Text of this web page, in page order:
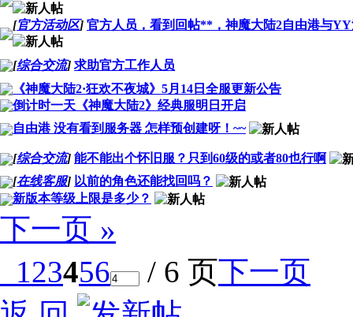
[官方活动区] 官方人员，看到回帖**，神魔大陆2自由港与
[综合交流] 求助官方工作人员
《神魔大陆2·狂欢不夜城》5月14日全服更新公告
倒计时一天《神魔大陆2》经典服明日开启
自由港 没有看到服务器 怎样预创建呀！~~
[综合交流] 能不能出个怀旧服？只到60级的或者80也行啊
[在线客服] 以前的角色还能找回吗？
新版本等级上限是多少？
下一页 »
123456 / 6 页下一页